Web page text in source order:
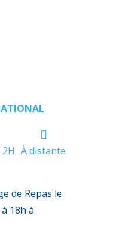
À distante
de Repas le
18h à